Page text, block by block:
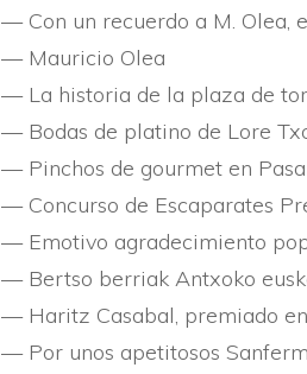
— Con un recuerdo a M. Olea,
— Mauricio Olea
— La historia de la plaza de
— Bodas de platino de Lore
— Pinchos de gourmet en
— Concurso de Escaparates
— Emotivo agradecimiento
— Bertso berriak Antxoko
— Haritz Casabal, premiado
— Por unos apetitosos